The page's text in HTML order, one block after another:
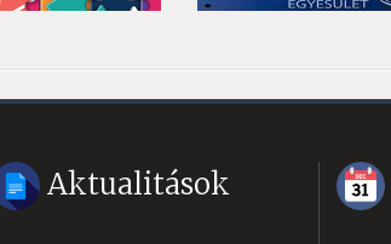
Aktualitások